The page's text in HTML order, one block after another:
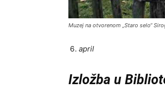
Muzej na otvorenom „Staro selo“
april
Izložba u